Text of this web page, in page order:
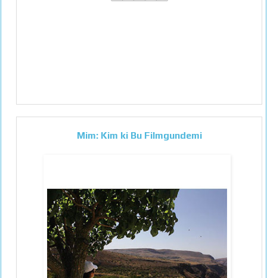
Mim: Kim ki Bu Filmgundemi